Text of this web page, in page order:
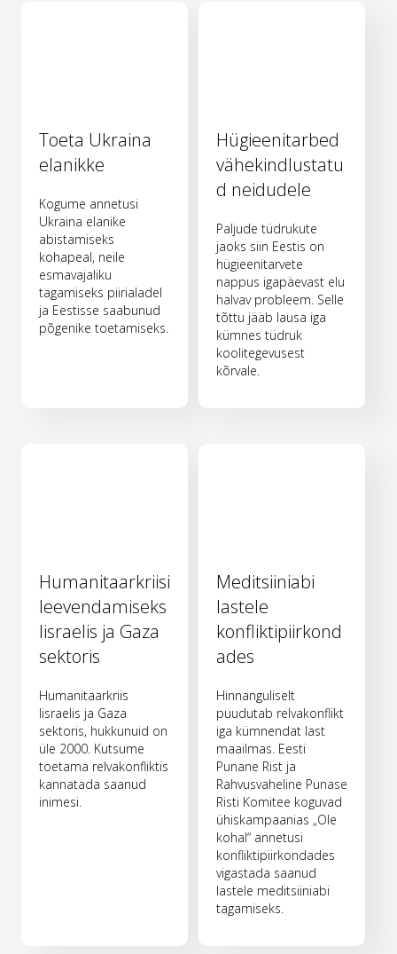
Toeta Ukraina
elanikke
Kogume annetusi
Ukraina elanike
abistamiseks
kohapeal, neile
esmavajaliku
tagamiseks piirialadel
ja Eestisse saabunud
põgenike toetamiseks.
Hügieenitarbed
vähekindlustatu
d neidudele
Paljude tüdrukute
jaoks siin Eestis on
hügieenitarvete
nappus igapäevast elu
halvav probleem. Selle
tõttu jääb lausa iga
kümnes tüdruk
koolitegevusest
kõrvale.
Humanitaarkriisi
leevendamiseks
Iisraelis ja Gaza
sektoris
Humanitaarkriis
Iisraelis ja Gaza
sektoris, hukkunuid on
üle 2000. Kutsume
toetama relvakonfliktis
kannatada saanud
inimesi.
Meditsiiniabi
lastele
konfliktipiirkond
ades
Hinnanguliselt
puudutab relvakonflikt
iga kümnendat last
maailmas. Eesti
Punane Rist ja
Rahvusvaheline Punase
Risti Komitee koguvad
ühiskampaanias „Ole
kohal“ annetusi
konfliktipiirkondades
vigastada saanud
lastele meditsiiniabi
tagamiseks.